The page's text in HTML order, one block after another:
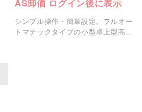
AS卸価 ログイン後に表示
シンプル操作・簡単設定。フルオー
トマチックタイプの小型卓上型高圧